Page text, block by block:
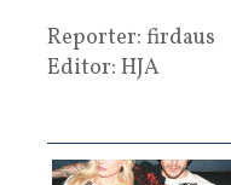
Reporter: firdaus
Editor: HJA